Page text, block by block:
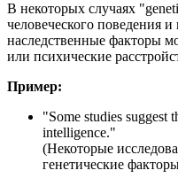
В некоторых случаях
человеческого поведения
наследственные факторы
или психические
Пример:
"Some studies suggest
intelligence."
(Некоторые
генетические